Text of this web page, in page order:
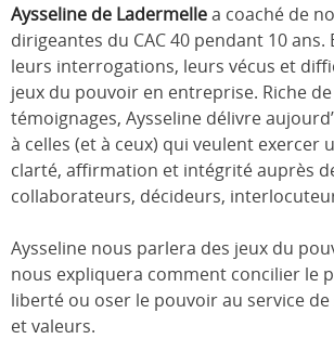
Aysseline de Ladermellea coaché de
dirigeantes du CAC 40 pendant 10 ans.
leurs interrogations, leurs vécus et
jeux du pouvoir en entreprise. Riche de
témoignages, Aysseline délivre
à celles (et à ceux) qui veulent exercer
clarté, affirmation et intégrité auprès
collaborateurs, décideurs,
Aysseline nous parlera des jeux du
nous expliquera comment concilier le
liberté ou oser le pouvoir au service
et valeurs.